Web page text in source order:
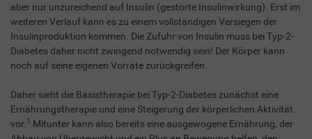
aber nur unzureichend auf Insulin (gestörte Insulinwirkung). Erst im
weiteren Verlauf kann es zu einem vollständigen Versiegen der
Insulinproduktion kommen. Die Zufuhr von Insulin muss bei Typ-2-
Diabetes daher nicht zwingend notwendig sein! Der Körper kann
noch auf seine eigenen Vorräte zurückgreifen.
Daher sieht die Basistherapie bei Typ-2-Diabetes zunächst eine
Ernährungstherapie und eine Steigerung der körperlichen Aktivität
vor. 1 Mitunter kann also bereits eine ausgewogene Ernährung, der